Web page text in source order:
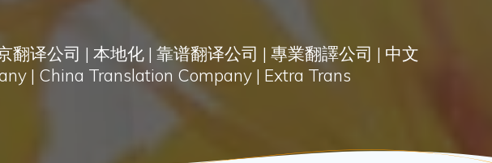
译公司 | 本地化 | 靠谱翻译公司 | 專業翻譯公司 | 中文
| China Translation Company | Extra Trans